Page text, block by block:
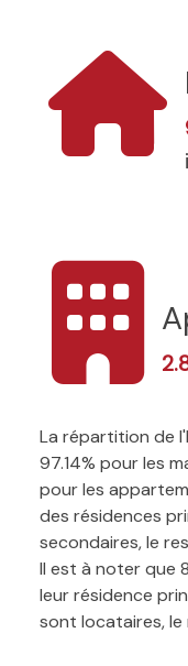
La répartition de
97.14% pour les
pour les
des résidences
secondaires, le
Il est à noter que
leur résidence
sont locataires,